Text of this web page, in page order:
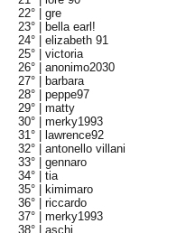
22° |gre
23° |
bella earl!
24° |elizabeth 91
25° |victoria
26° |anonimo2030
27° |
barbara
28° |peppe97
29° |matty
30° |merky1993
31° |
lawrence92
32° |antonello villani
33° |gennaro
34° |tia
35° |
kimimaro
36° |riccardo
37° |merky1993
38° |aschi